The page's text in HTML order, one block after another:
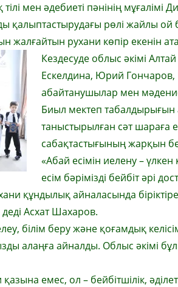
мен әдебиеті пәнінің мұғалімі
қалыптастырудағы рөлі жайлы
жалғайтын рухани көпір екенін
Кездесуде облыс әкімі
Ескелдина, Юрий
абайтанушылар мен
Биыл мектеп табалдырығын
таныстырылған сәт шараға
сабақтастығының жарқын
«Абай есімін иелену –
есім бәрімізді бейбіт әрі
құндылық айналасында
деді Асхат Шахаров.
білім беру және қоғамдық
алаңға айналды. Облыс әкімі
емес, ол – бейбітшілік,